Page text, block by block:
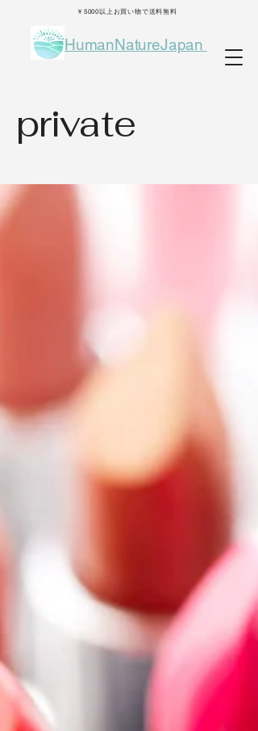
HumanNatureJapan
￥5000以上お買い物で送料無料
private